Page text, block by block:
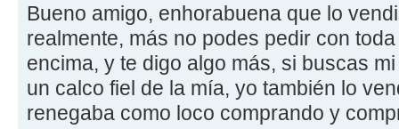
Bueno amigo, enhorabuena que lo
realmente, más no podes pedir con
encima, y te digo algo más, si buscas
un calco fiel de la mía, yo también lo
renegaba como loco comprando y